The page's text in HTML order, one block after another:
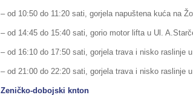
– od 10:50 do 11:20 sati, gorjela napuštena kuća na
– od 14:45 do 15:40 sati, gorio motor lifta u Ul.
– od 16:10 do 17:50 sati, gorjela trava i nisko raslinje
– od 21:00 do 22:20 sati, gorjela trava i nisko raslinje
Zeničko-dobojski knton